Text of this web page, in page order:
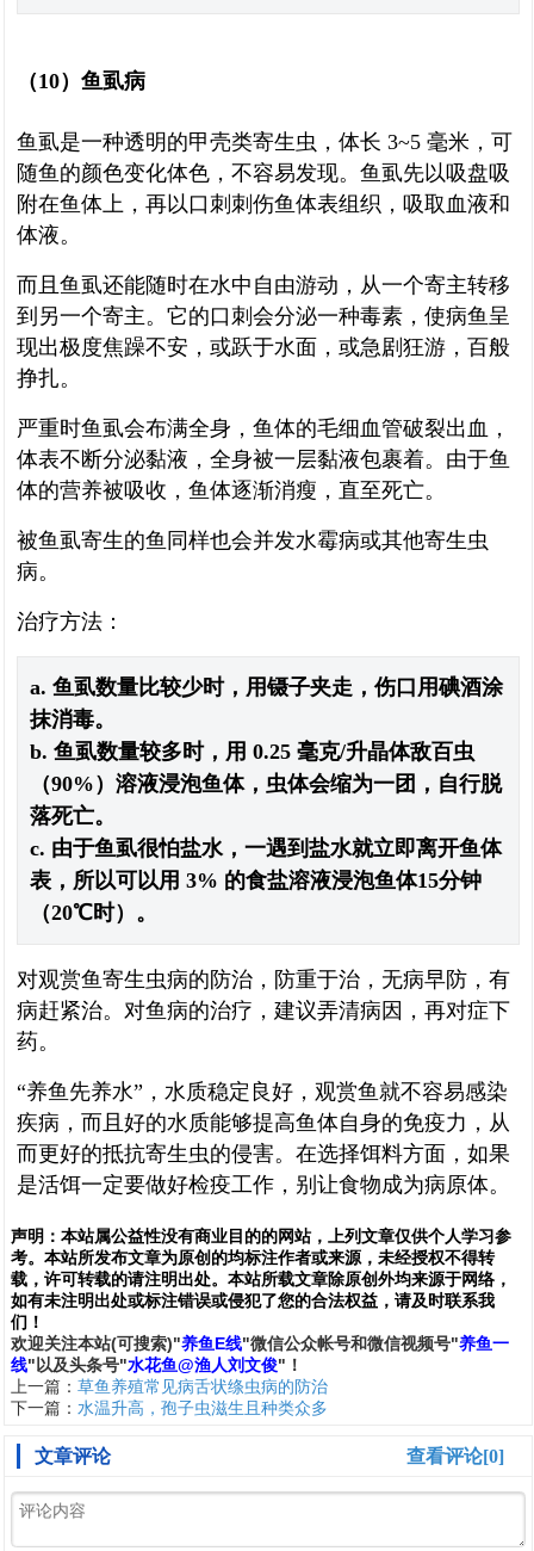
（10）鱼虱病
鱼虱是一种透明的甲壳类寄生虫，体长 3~5 毫米，可
随鱼的颜色变化体色，不容易发现。鱼虱先以吸盘吸
附在鱼体上，再以口刺刺伤鱼体表组织，吸取血液和
体液。
而且鱼虱还能随时在水中自由游动，从一个寄主转移
到另一个寄主。它的口刺会分泌一种毒素，使病鱼呈
现出极度焦躁不安，或跃于水面，或急剧狂游，百般
挣扎。
严重时鱼虱会布满全身，鱼体的毛细血管破裂出血，
体表不断分泌黏液，全身被一层黏液包裹着。由于鱼
体的营养被吸收，鱼体逐渐消瘦，直至死亡。
被鱼虱寄生的鱼同样也会并发水霉病或其他寄生虫
病。
治疗方法：
a. 鱼虱数量比较少时，用镊子夹走，伤口用碘酒涂
抹消毒。
b. 鱼虱数量较多时，用 0.25 毫克/升晶体敌百虫
（90%）溶液浸泡鱼体，虫体会缩为一团，自行脱
落死亡。
c. 由于鱼虱很怕盐水，一遇到盐水就立即离开鱼体
表，所以可以用 3% 的食盐溶液浸泡鱼体15分钟
（20℃时）。
对观赏鱼寄生虫病的防治，防重于治，无病早防，有
病赶紧治。对鱼病的治疗，建议弄清病因，再对症下
药。
“养鱼先养水”，水质稳定良好，观赏鱼就不容易感染
疾病，而且好的水质能够提高鱼体自身的免疫力，从
而更好的抵抗寄生虫的侵害。在选择饵料方面，如果
是活饵一定要做好检疫工作，别让食物成为病原体。
声明： 本站属公益性没有商业目的的网站，上列文章仅供个人学习参
考。本站所发布文章为原创的均标注作者或来源，未经授权不得转
载，许可转载的请注明出处。本站所载文章除原创外均来源于网络，
如有未注明出处或标注错误或侵犯了您的合法权益，请及时联系我
们 ！
欢迎关注本站(可搜索)"养鱼E线"微信公众帐号和微信视频号"养鱼一
线" 以及头条号"水花鱼@渔人刘文俊"！
上一篇： 草鱼养殖常见病舌状绦虫病的防治
下一篇： 水温升高，孢子虫滋生且种类众多
查看评论[0]
文章评论